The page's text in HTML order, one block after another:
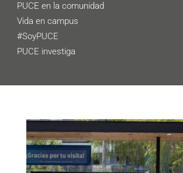
PUCE en la comunidad
Vida en campus
#SoyPUCE
PUCE investiga